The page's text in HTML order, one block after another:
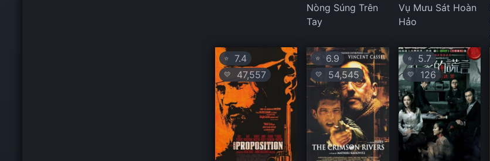
Nòng Súng Trên
Tay
Vụ Mưu Sát Hoàn
Hảo
⭐ 7.4
💛 47,557
⭐ 6.9
💛 54,545
⭐5.7
💛 126